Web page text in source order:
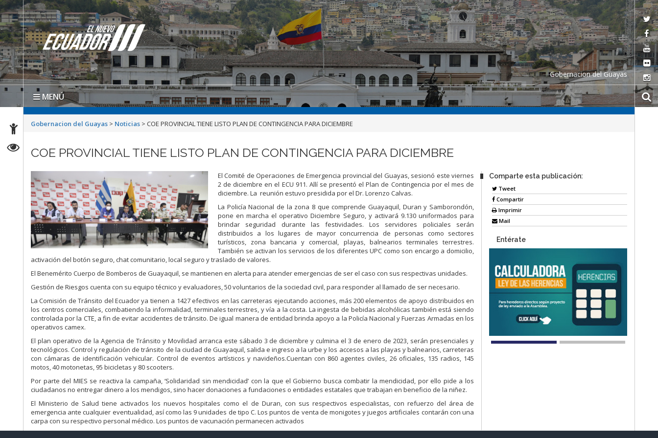
Gobernacion del Guayas
MENÚ
Gobernacion del Guayas > Noticias >COE PROVINCIAL TIENE LISTO PLAN DE CONTINGENCIA PARA DICIEMBRE
COE PROVINCIAL TIENE LISTO PLAN DE CONTINGENCIA PARA DICIEMBRE
El Comité de Operaciones de Emergencia provincial del Guayas, sesionó este viernes
2 de diciembre en el ECU 911. Allí se presentó el Plan de Contingencia por el mes de
diciembre. La reunión estuvo presidida por el Dr. Lorenzo Calvas.
La Policía Nacional de la zona 8 que comprende Guayaquil, Duran y Samborondón,
pone en marcha el operativo Diciembre Seguro, y activará 9.130 uniformados para
brindar seguridad durante las festividades. Los servidores policiales serán
distribuidos a los lugares de mayor concurrencia de personas como sectores
turísticos, zona bancaria y comercial, playas, balnearios terminales terrestres.
También se activan los servicios de los diferentes UPC como son encargo a domicilio,
activación del botón seguro, chat comunitario, local seguro y traslado de valores.
El Benemérito Cuerpo de Bomberos de Guayaquil, se mantienen en alerta para atender emergencias de ser el caso con sus respectivas unidades.
Gestión de Riesgos cuenta con su equipo técnico y evaluadores, 50 voluntarios de la sociedad civil, para responder al llamado de ser necesario.
La Comisión de Tránsito del Ecuador ya tienen a 1427 efectivos en las carreteras ejecutando acciones, más 200 elementos de apoyo distribuidos en
los centros comerciales, combatiendo la informalidad, terminales terrestres, y vía a la costa. La ingesta de bebidas alcohólicas también está siendo
controlada por la CTE, a fin de evitar accidentes de tránsito. De igual manera de entidad brinda apoyo a la Policía Nacional y Fuerzas Armadas en los
operativos camex.
El plan operativo de la Agencia de Tránsito y Movilidad arranca este sábado 3 de diciembre y culmina el 3 de enero de 2023, serán presenciales y
tecnológicos. Control y regulación de tránsito de la ciudad de Guayaquil, salida e ingreso a la urbe y los accesos a las playas y balnearios, carreteras
con cámaras de identificación vehicular. Control de eventos artísticos y navideños.Cuentan con 860 agentes civiles, 26 oficiales, 135 radios, 145
motos, 40 motonetas, 95 bicicletas y 80 scooters.
Por parte del MIES se reactiva la campaña, ‘Solidaridad sin mendicidad’ con la que el Gobierno busca combatir la mendicidad, por ello pide a los
ciudadanos no entregar dinero a los mendigos, sino hacer donaciones a fundaciones o entidades estatales que trabajan en beneficio de la niñez.
El Ministerio de Salud tiene activados los nuevos hospitales como el de Duran, con sus respectivos especialistas, con refuerzo del área de
emergencia ante cualquier eventualidad, así como las 9 unidades de tipo C. Los puntos de venta de monigotes y juegos artificiales contarán con una
carpa con su respectivo personal médico. Los puntos de vacunación permanecen activados
Comparte esta publicación:
Tweet
Compartir
Imprimir
Mail
Entérate